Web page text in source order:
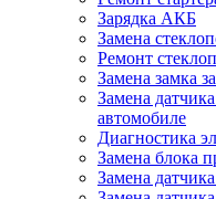
Зарядка АКБ
Замена
Ремонт
Замена замка
Замена
автомобиле
Диагностика
Замена блока
Замена